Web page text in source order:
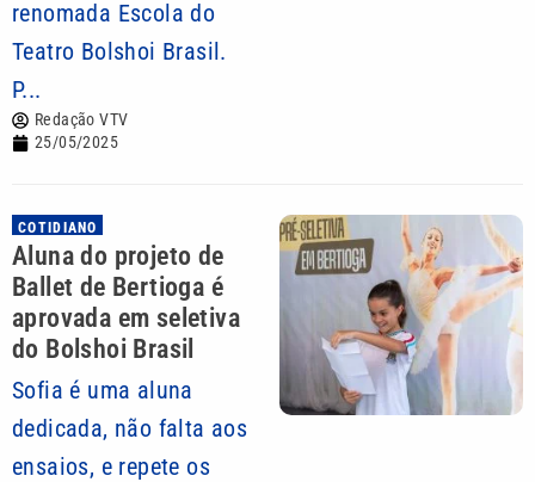
renomada Escola do
Teatro Bolshoi Brasil.
P...
Redação VTV
25/05/2025
COTIDIANO
Aluna do projeto de
Ballet de Bertioga é
aprovada em seletiva
do Bolshoi Brasil
Sofia é uma aluna
dedicada, não falta aos
ensaios, e repete os